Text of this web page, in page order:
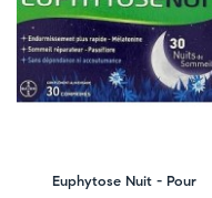
Euphytose Nuit - Pour